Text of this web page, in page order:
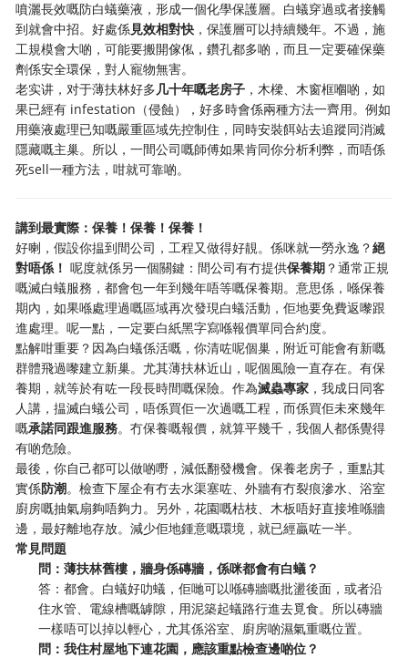
噴灑長效嘅防白蟻藥液，形成一個化學保護層。白蟻穿過或者接觸
到就會中招。好處係見效相對快 ，保護層可以持續幾年。不過，施
工規模會大啲，可能要搬開傢俬，鑽孔都多啲，而且一定要確保藥
劑係安全環保，對人寵物無害。
老实讲，对于薄扶林好多几十年嘅老房子 ，木樑、木窗框嗰啲，如
果已經有 infestation（侵蝕），好多時會係兩種方法一齊用。例如
用藥液處理已知嘅嚴重區域先控制住，同時安裝餌站去追蹤同消滅
隱藏嘅主巢。所以，一間公司嘅師傅如果肯同你分析利弊，而唔係
死sell一種方法，咁就可靠啲。
講到最實際：保養！保養！保養！
好喇，假設你揾到間公司，工程又做得好靚。係咪就一勞永逸？絕
對唔係！ ​ 呢度就係另一個關鍵：間公司有冇提供保養期 ？通常正規
嘅滅白蟻服務，都會包一年到幾年唔等嘅保養期。意思係，喺保養
期內，如果喺處理過嘅區域再次發現白蟻活動，佢地要免費返嚟跟
進處理。呢一點，一定要白紙黑字寫喺報價單同合約度。
點解咁重要？因為白蟻係活嘅，你清咗呢個巢，附近可能會有新嘅
群體飛過嚟建立新巢。尤其薄扶林近山，呢個風險一直存在。有保
養期，就等於有咗一段長時間嘅保險。作為滅蟲專家 ，我成日同客
人講，揾滅白蟻公司，唔係買佢一次過嘅工程，而係買佢未來幾年
嘅承諾同跟進服務。冇保養嘅報價，就算平幾千，我個人都係覺得
有啲危險。
最後，你自己都可以做啲嘢，減低翻發機會。保養老房子，重點其
實係防潮。檢查下屋企有冇去水渠塞咗、外牆有冇裂痕滲水、浴室
廚房嘅抽氣扇夠唔夠力。另外，花園嘅枯枝、木板唔好直接堆喺牆
邊，最好離地存放。減少佢地鍾意嘅環境，就已經贏咗一半。
常見問題
問：薄扶林舊樓，牆身係磚牆，係咪都會有白蟻？
答：都會。白蟻好叻蟻，佢哋可以喺磚牆嘅批盪後面，或者沿
住水管、電線槽嘅罅隙，用泥築起蟻路行進去覓食。所以磚牆
一樣唔可以掉以輕心，尤其係浴室、廚房啲濕氣重嘅位置。
問：我住村屋地下連花園，應該重點檢查邊啲位？